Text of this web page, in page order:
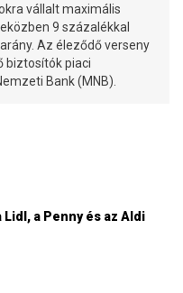
vállalt maximális
9 százalékkal
Az éleződő verseny
biztosítók piaci
Bank (MNB).
a Penny és az Aldi